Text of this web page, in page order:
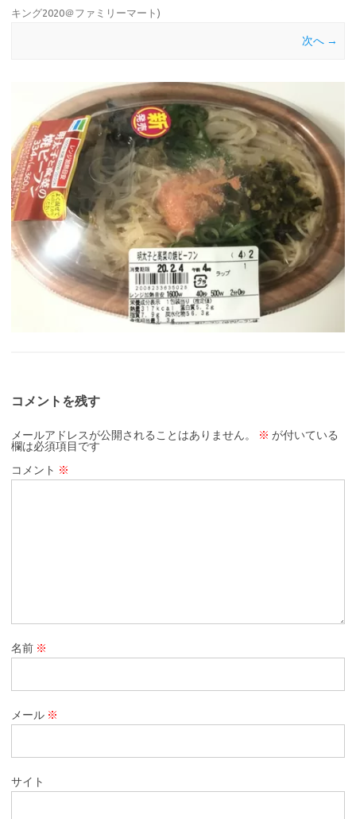
キング2020＠ファミリーマート )
次へ →
コメントを残す
メールアドレスが公開されることはありません。 ※ が付いている
欄は必須項目です
コメント ※
名前 ※
メール ※
サイト